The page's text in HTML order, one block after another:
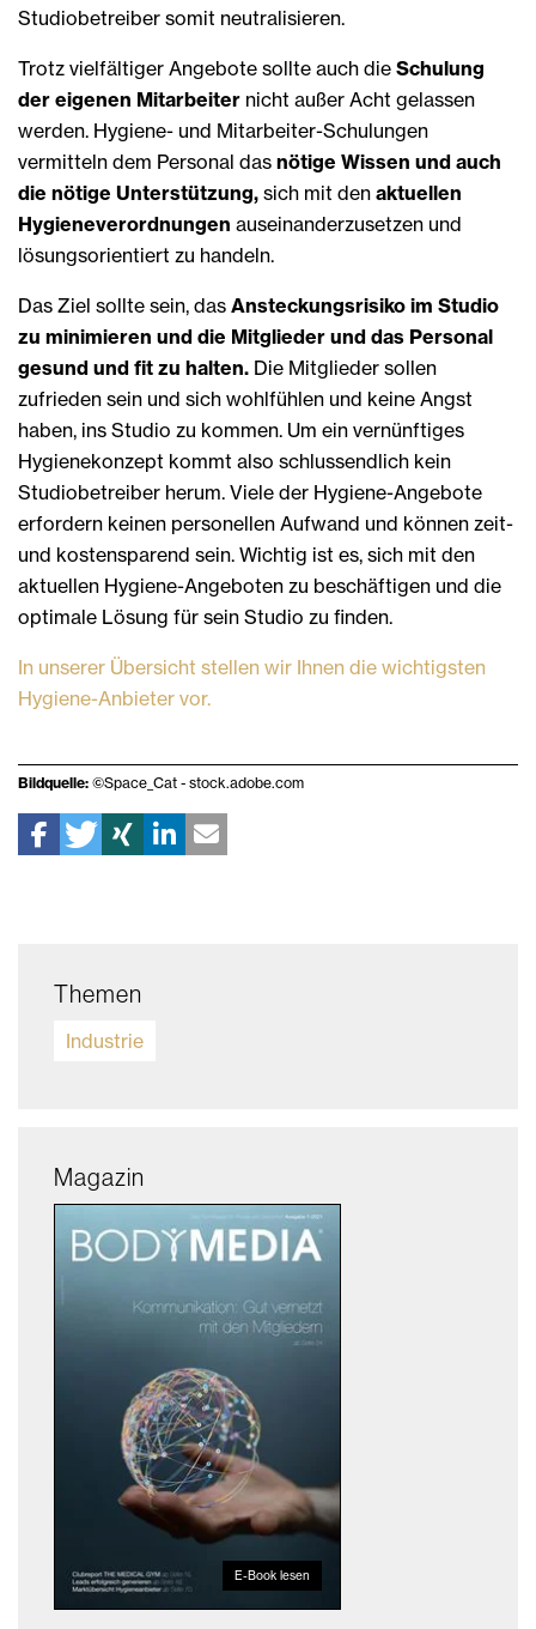
Studiobetreiber somit neutralisieren.
Trotz vielfältiger Angebote sollte auch die Schulung
der eigenen Mitarbeiter nicht außer Acht gelassen
werden. Hygiene- und Mitarbeiter-Schulungen
vermitteln dem Personal das nötige Wissen und auch
die nötige Unterstützung, sich mit den aktuellen
Hygieneverordnungen auseinanderzusetzen und
lösungsorientiert zu handeln.
Das Ziel sollte sein, das Ansteckungsrisiko im Studio
zu minimieren und die Mitglieder und das Personal
gesund und fit zu halten. Die Mitglieder sollen
zufrieden sein und sich wohlfühlen und keine Angst
haben, ins Studio zu kommen. Um ein vernünftiges
Hygienekonzept kommt also schlussendlich kein
Studiobetreiber herum. Viele der Hygiene-Angebote
erfordern keinen personellen Aufwand und können zeit-
und kostensparend sein. Wichtig ist es, sich mit den
aktuellen Hygiene-Angeboten zu beschäftigen und die
optimale Lösung für sein Studio zu finden.
In unserer Übersicht stellen wir Ihnen die wichtigsten
Hygiene-Anbieter vor.
Bildquelle: ©Space_Cat - stock.adobe.com
Themen
Industrie
Magazin
E-Book lesen